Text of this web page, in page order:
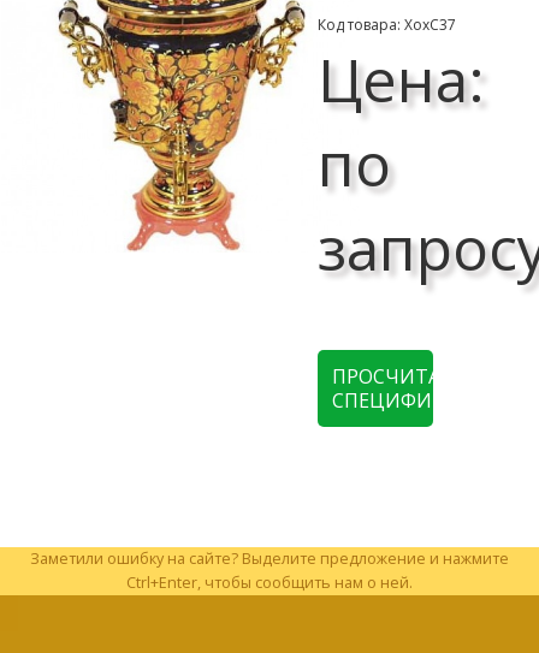
Код товара: ХохС37
Цена:
по
ПРОСЧИТАТЬ
СПЕЦИФИКАЦИЮ
Заметили ошибку на сайте? Выделите предложение и нажмите
Ctrl+Enter, чтобы сообщить нам о ней.